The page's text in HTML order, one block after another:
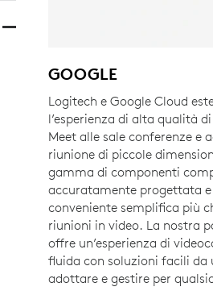
GOOGLE
Logitech e Google Cloud
l’esperienza di alta qualità
Meet alle sale conferenze e
riunione di piccole
gamma di componenti
accuratamente progettata e
conveniente semplifica più
riunioni in video. La nostra
offre un’esperienza di
fluida con soluzioni facili da
adottare e gestire per